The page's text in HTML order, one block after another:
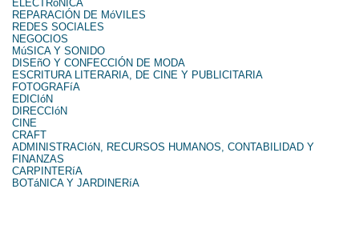
ELECTRóNICA
REPARACIÓN DE MóVILES
REDES SOCIALES
NEGOCIOS
MúSICA Y SONIDO
DISEñO Y CONFECCIÓN DE MODA
ESCRITURA LITERARIA, DE CINE Y PUBLICITARIA
FOTOGRAFíA
EDICIóN
DIRECCIóN
CINE
CRAFT
ADMINISTRACIóN, RECURSOS HUMANOS, CONTABILIDAD Y
FINANZAS
CARPINTERíA
BOTáNICA Y JARDINERíA